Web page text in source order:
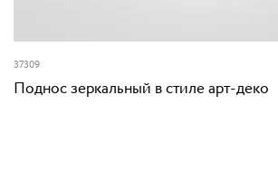
37309
Поднос зеркальный в стиле арт-деко